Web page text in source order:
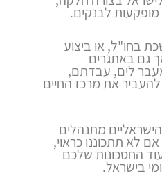
לבנקים.
בחו"ל, או ביצוע
גם באתגרים
לים, עבדתם,
את מרכז החיים
מתנהלים
לא תתכוננו כראוי,
החסכונות שלכם
בישראל.